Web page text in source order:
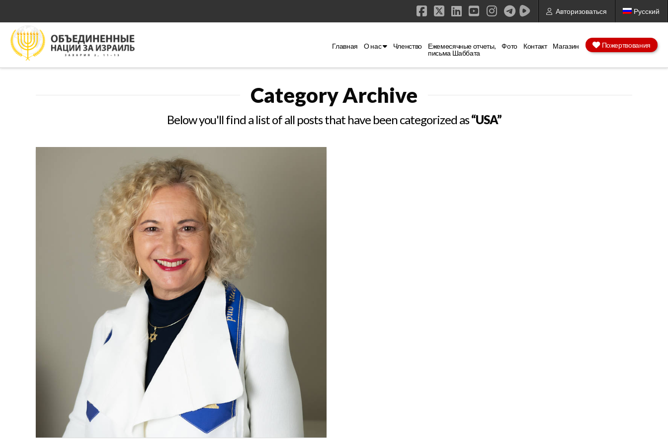
Авторизоваться Русский
Facebook
X LinkedIn
YouTube
Instagram
Главная О нас Членство
Ежемесячные отчеты,
письма Шаббата
Фото Контакт Магазин Пожертвования
Category Archive
Below you'll find a list of all posts that have been categorized as“USA”